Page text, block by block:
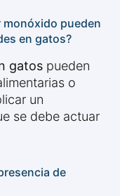
pueden
en gatos?
gatos pueden
o
un
se debe actuar
de